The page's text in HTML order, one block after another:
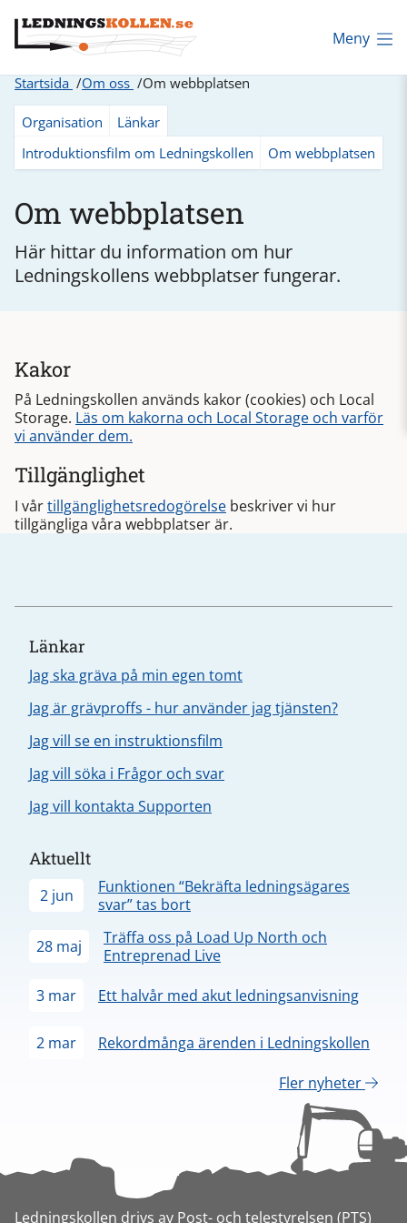
Meny
Startsida Om oss Om webbplatsen
Organisation
Länkar
Introduktionsfilm om Ledningskollen
Om webbplatsen
Om webbplatsen
Här hittar du information om hur
Ledningskollens webbplatser fungerar.
Kakor
På Ledningskollen används kakor (cookies) och Local
Storage. Läs om kakorna och Local Storage och varför
vi använder dem.
Tillgänglighet
I vårtillgänglighetsredogörelse beskriver vi hur
tillgängliga våra webbplatser är.
Länkar
Jag ska gräva på min egen tomt
Jag är grävproffs - hur använder jag tjänsten?
Jag vill se en instruktionsfilm
Jag vill söka i Frågor och svar
Jag vill kontakta Supporten
Aktuellt
2 jun
Funktionen “Bekräfta ledningsägares
svar” tas bort
28 maj
Träffa oss på Load Up North och
Entreprenad Live
3 mar
Ett halvår med akut ledningsanvisning
2 mar
Rekordmånga ärenden i Ledningskollen
Fler nyheter
Ledningskollen drivs av Post- och telestyrelsen (PTS)